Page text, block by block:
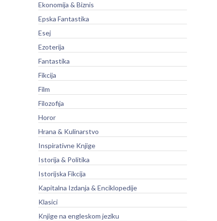
Ekonomija & Biznis
Epska Fantastika
Esej
Ezoterija
Fantastika
Fikcija
Film
Filozofija
Horor
Hrana & Kulinarstvo
Inspirativne Knjige
Istorija & Politika
Istorijska Fikcija
Kapitalna Izdanja & Enciklopedije
Klasici
Knjige na engleskom jeziku